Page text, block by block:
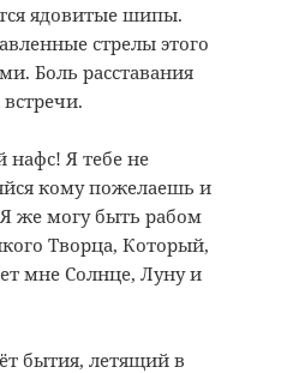
ядовитые шипы.
стрелы этого
Боль расставания
Я тебе не
кому пожелаешь и
же могу быть рабом
Творца, Который,
мне Солнце, Луну и
бытия, летящий в